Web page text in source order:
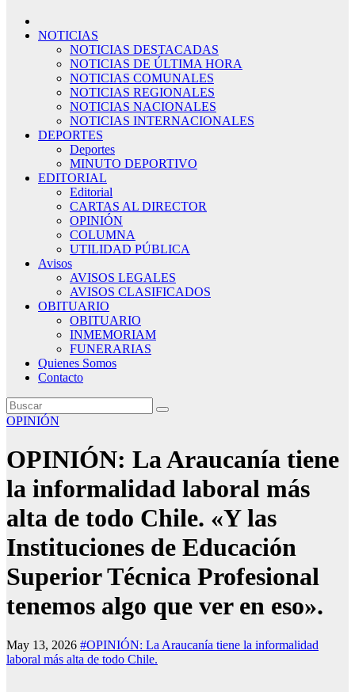
NOTICIAS
NOTICIAS DESTACADAS
NOTICIAS DE ÚLTIMA HORA
NOTICIAS COMUNALES
NOTICIAS REGIONALES
NOTICIAS NACIONALES
NOTICIAS INTERNACIONALES
DEPORTES
Deportes
MINUTO DEPORTIVO
EDITORIAL
Editorial
CARTAS AL DIRECTOR
OPINIÓN
COLUMNA
UTILIDAD PÚBLICA
Avisos
AVISOS LEGALES
AVISOS CLASIFICADOS
OBITUARIO
OBITUARIO
INMEMORIAM
FUNERARIAS
Quienes Somos
Contacto
OPINIÓN
OPINIÓN: La Araucanía tiene
la informalidad laboral más
alta de todo Chile. «Y las
Instituciones de Educación
Superior Técnica Profesional
tenemos algo que ver en eso».
May 13, 2026 #OPINIÓN: La Araucanía tiene la informalidad
laboral más alta de todo Chile.